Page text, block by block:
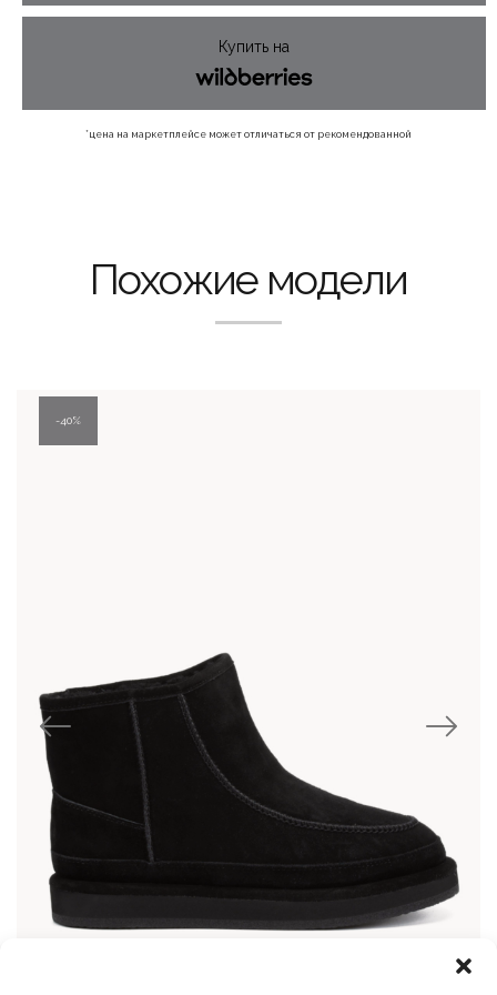
600 ₽.
Купить на
*цена на маркетплейсе может отличаться от рекомендованной
Похожие модели
40%